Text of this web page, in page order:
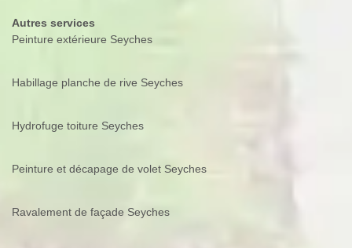
Autres services
Peinture extérieure Seyches
Habillage planche de rive Seyches
Hydrofuge toiture Seyches
Peinture et décapage de volet Seyches
Ravalement de façade Seyches